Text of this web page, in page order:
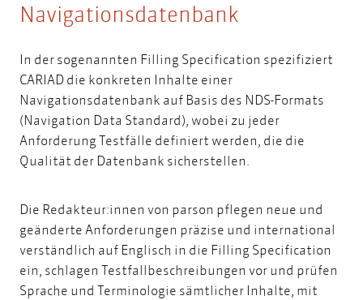
Navigationsdatenbank
In der sogenannten Filling Specification spezifiziert
CARIAD die konkreten Inhalte einer
Navigationsdatenbank auf Basis des NDS-Formats
(Navigation Data Standard), wobei zu jeder
Anforderung Testfälle definiert werden, die die
Qualität der Datenbank sicherstellen.
Die Redakteur:innen von parson pflegen neue und
geänderte Anforderungen präzise und international
verständlich auf Englisch in die Filling Specification
ein, schlagen Testfallbeschreibungen vor und prüfen
Sprache und Terminologie sämtlicher Inhalte, mit